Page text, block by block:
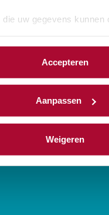
die uw gegevens kunnen
Accepteren
Aanpassen
Weigeren